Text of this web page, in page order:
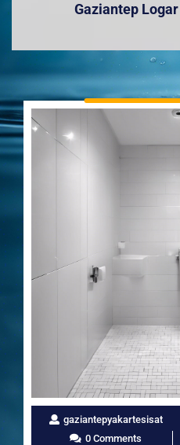
Gaziantep
gaziantepyakartesisat
0 Comments